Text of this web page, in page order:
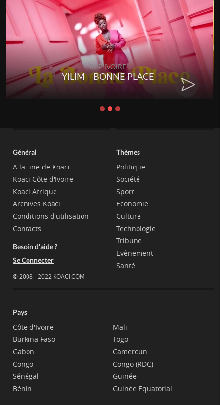
RAP IVOIRE
YILIM - BONNE PLACE
Général
A la une de Koaci
Koaci Côte d'Ivoire
Koaci Afrique
Archives Koaci
Conditions d'utilisation
Contacts
Besoin d'aide ?
Se Connecter
© 2008 - 2022 KOACI.COM
Thèmes
Politique
Société
Sport
Economie
Culture
Technologie
Tribune
Evènement
Santé
Pays
Côte d'Ivoire
Burkina Faso
Gabon
Congo
Sénégal
Bénin
Mali
Togo
Cameroun
Congo (RDC)
Guinée
Guinée Equatorial